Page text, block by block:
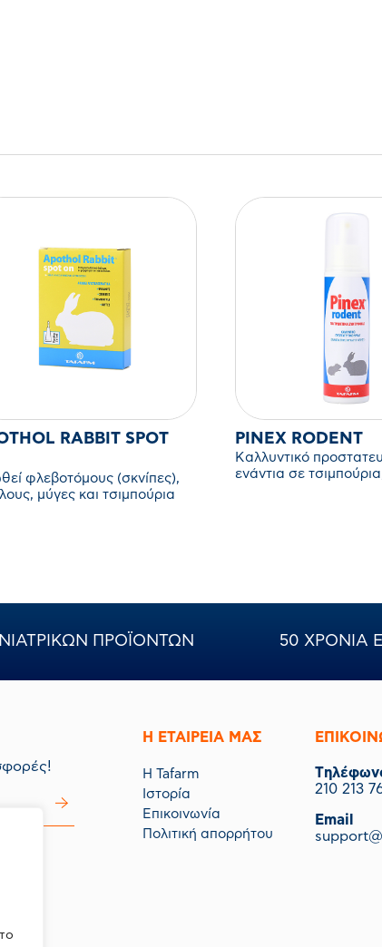
RABBIT SPOT
φλεβοτόμους (σκνίπες),
μύγες και τσιμπούρια
PINEX RODENT
Καλλυντικό
ενάντια σε
ΠΡΟΪΟΝΤΩΝ 50 ΧΡΟΝΙΑ
Η ΕΤΑΙΡΕΙΑ ΜΑΣ
Η Tafarm
Ιστορία
Επικοινωνία
Πολιτική απορρήτου
210 213
Email